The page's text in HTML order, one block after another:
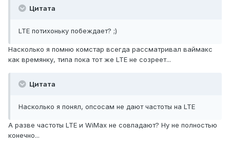
Цитата
LTE потихоньку побеждает? ;)
Насколько я помню комстар всегда рассматривал ваймакс
как времянку, типа пока тот же LTE не созреет...
Цитата
Насколько я понял, опсосам не дают частоты на LTE
А разве частоты LTE и WiMax не совпадают? Ну не полностью
конечно...